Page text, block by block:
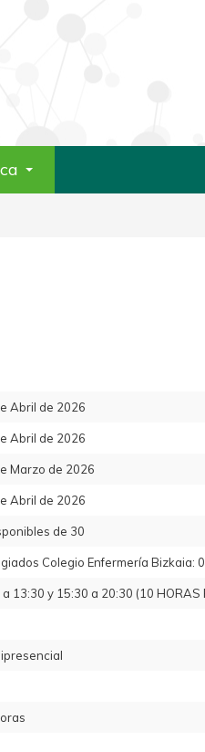
Abril de 2026
Abril de 2026
Marzo de 2026
Abril de 2026
de 30
Colegio Enfermería Bizkaia:
13:30 y 15:30 a 20:30 (10 HORAS